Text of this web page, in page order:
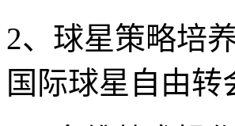
2、球星策略培
国际球星自由